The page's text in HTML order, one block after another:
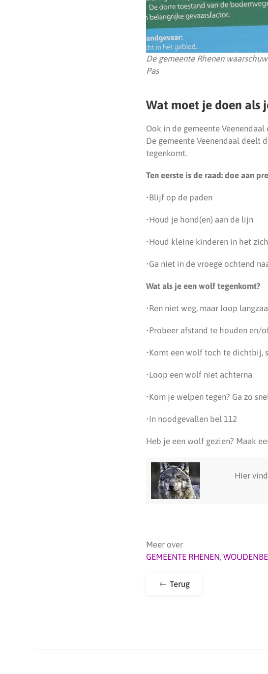
De gemeente Rhenen
Pas
Wat moet je doen als
Ook in de gemeente
De gemeente Veenendaal deelt
tegenkomt.
Ten eerste is de raad: doe aan
•Blijf op de paden
•Houd je hond(en) aan de lijn
•Houd kleine kinderen in het
•Ga niet in de vroege ochtend
Wat als je een wolf tegenkomt?
•Ren niet weg, maar loop
•Probeer afstand te houden en/
•Komt een wolf toch te dichtbij,
•Loop een wolf niet achterna
•Kom je welpen tegen? Ga zo
•In noodgevallen bel 112
Heb je een wolf gezien? Maak
Hier
Meer over
GEMEENTE RHENEN,
Terug